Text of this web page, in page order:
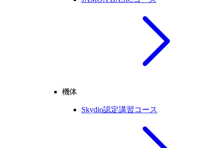
機体
Skydio認定講習コース